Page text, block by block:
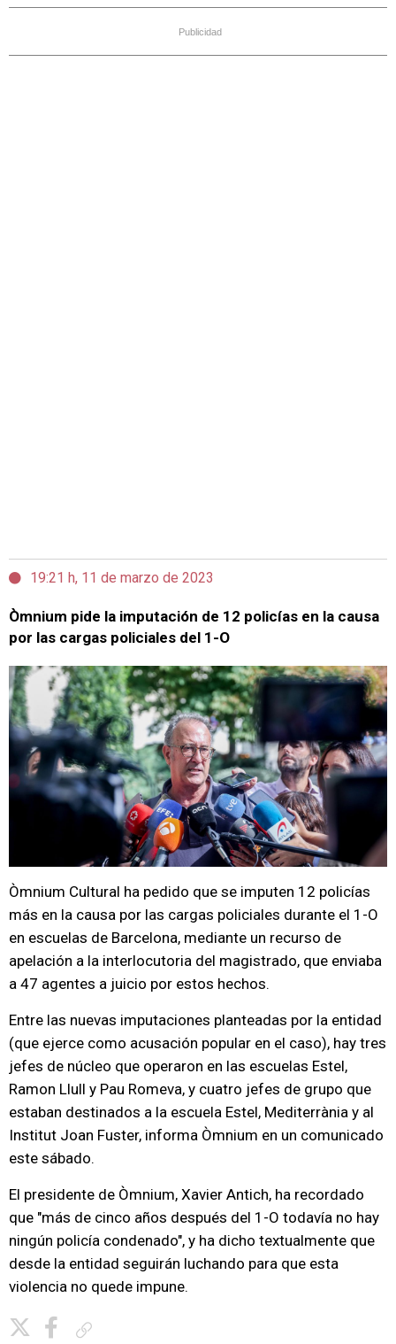
Publicidad
19:21 h, 11 de marzo de 2023
Òmnium pide la imputación de 12 policías en la causa
por las cargas policiales del 1-O
Òmnium Cultural ha pedido que se imputen 12 policías
más en la causa por las cargas policiales durante el 1-O
en escuelas de Barcelona, mediante un recurso de
apelación a la interlocutoria del magistrado, que enviaba
a 47 agentes a juicio por estos hechos.
Entre las nuevas imputaciones planteadas por la entidad
(que ejerce como acusación popular en el caso), hay tres
jefes de núcleo que operaron en las escuelas Estel,
Ramon Llull y Pau Romeva, y cuatro jefes de grupo que
estaban destinados a la escuela Estel, Mediterrània y al
Institut Joan Fuster, informa Òmnium en un comunicado
este sábado.
El presidente de Òmnium, Xavier Antich, ha recordado
que "más de cinco años después del 1-O todavía no hay
ningún policía condenado", y ha dicho textualmente que
desde la entidad seguirán luchando para que esta
violencia no quede impune.